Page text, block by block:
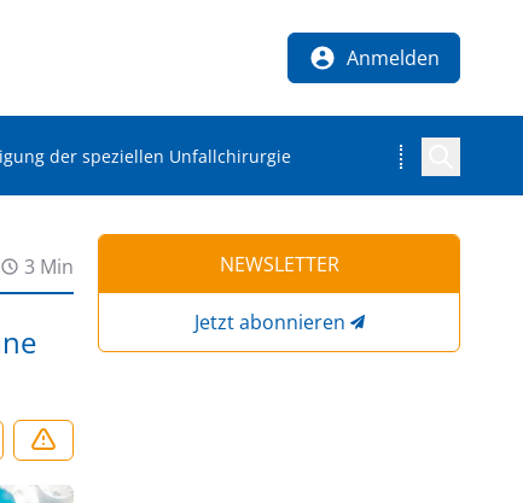
Anmelden
der speziellen Unfallchirurgie
3 Min NEWSLETTER
Jetzt abonnieren